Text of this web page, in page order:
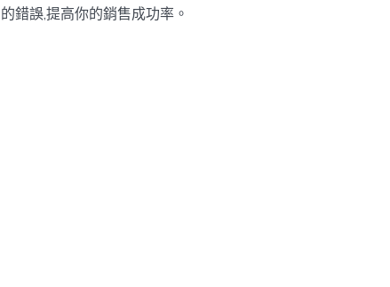
的錯誤,提高你的銷售成功率。